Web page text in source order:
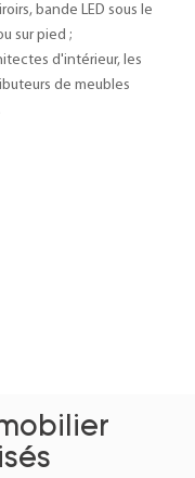
bande LED sous le
sur pied ;
d'intérieur, les
de meubles